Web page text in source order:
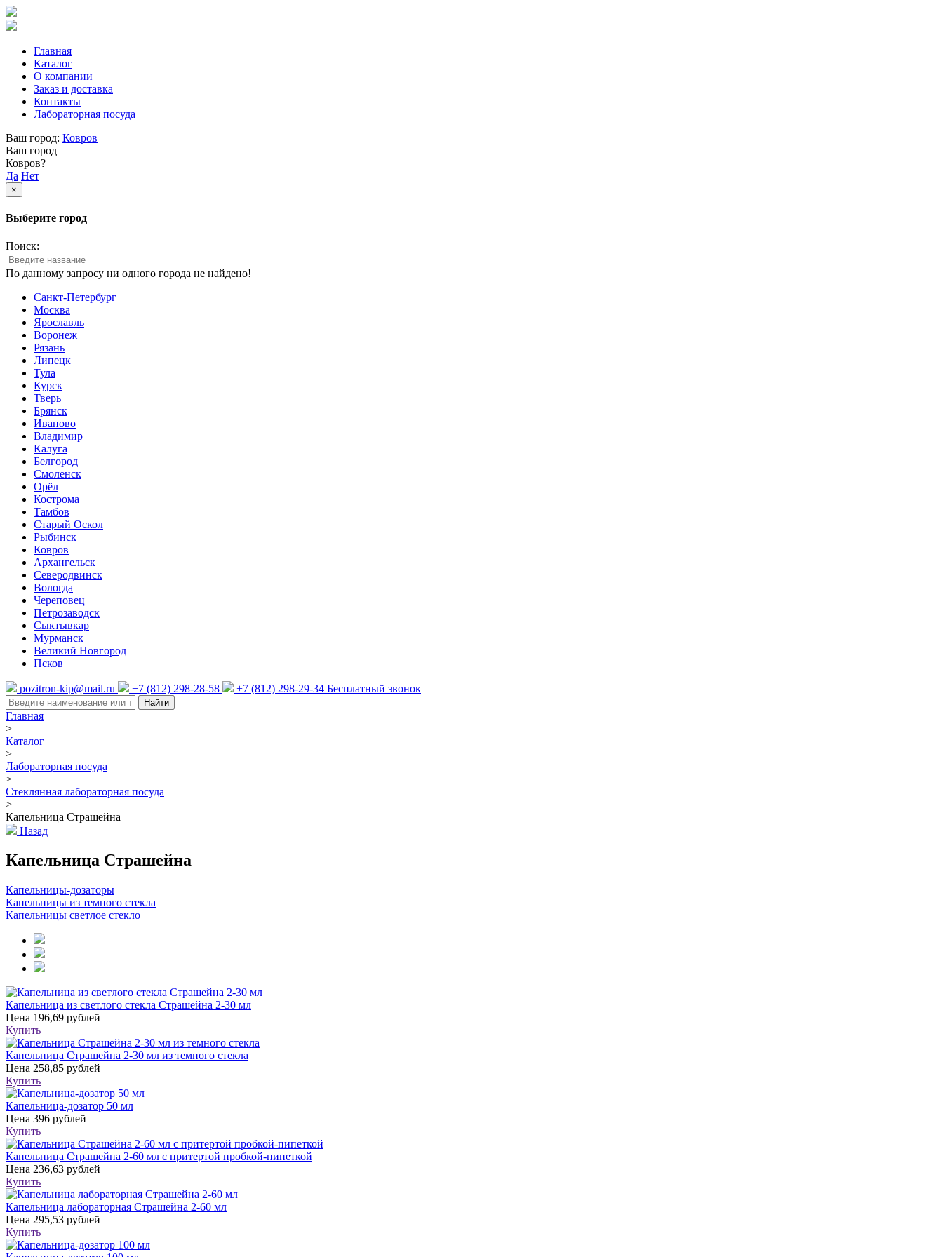
Главная
Каталог
О компании
Заказ и доставка
Контакты
Лабораторная посуда
Ваш город: Ковров
Ваш город
Ковров?
Да Нет
×
Выберите город
Поиск:
По данному запросу ни одного города не найдено!
Санкт-Петербург
Москва
Ярославль
Воронеж
Рязань
Липецк
Тула
Курск
Тверь
Брянск
Иваново
Владимир
Калуга
Белгород
Смоленск
Орёл
Кострома
Тамбов
Старый Оскол
Рыбинск
Ковров
Архангельск
Северодвинск
Вологда
Череповец
Петрозаводск
Сыктывкар
Мурманск
Великий Новгород
Псков
pozitron-kip@mail.ru +7 (812) 298-28-58 +7 (812) 298-29-34 Бесплатный звонок
Найти
Главная
>
Каталог
>
Лабораторная посуда
>
Стеклянная лабораторная посуда
>
Капельница Страшейна
Назад
Капельница Страшейна
Капельницы-дозаторы
Капельницы из темного стекла
Капельницы светлое стекло
Капельница из светлого стекла Страшейна 2-30 мл
Цена 196,69 рублей
Купить
Капельница Страшейна 2-30 мл из темного стекла
Цена 258,85 рублей
Купить
Капельница-дозатор 50 мл
Цена 396 рублей
Купить
Капельница Страшейна 2-60 мл с притертой пробкой-пипеткой
Цена 236,63 рублей
Купить
Капельница лабораторная Страшейна 2-60 мл
Цена 295,53 рублей
Купить